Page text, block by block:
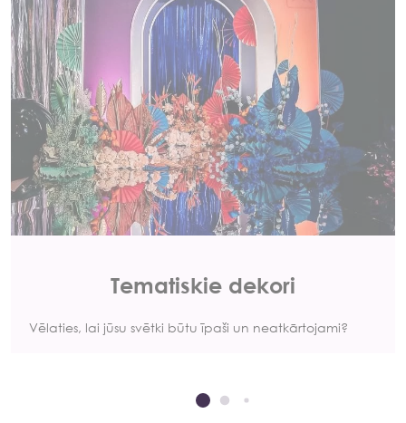
Tematiskie dekori
Vēlaties, lai jūsu svētki būtu īpaši un neatkārtojami?